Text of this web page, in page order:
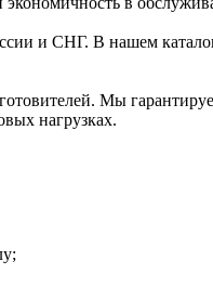
и СНГ. В нашем
Мы
нагрузках.